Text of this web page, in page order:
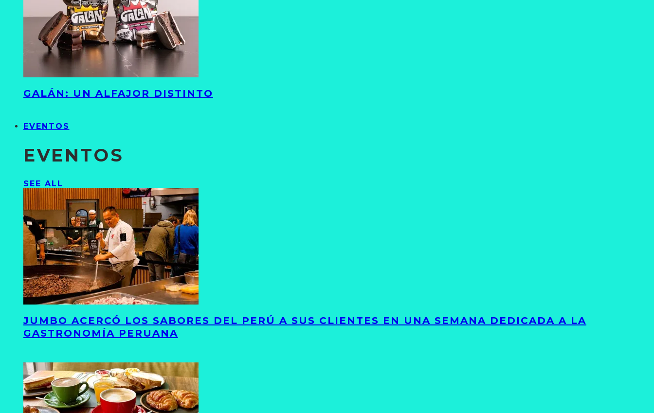
GALÁN: UN ALFAJOR DISTINTO
EVENTOS
EVENTOS
SEE ALL
JUMBO ACERCÓ LOS SABORES DEL PERÚ A SUS CLIENTES EN UNA SEMANA DEDICADA A LA
GASTRONOMÍA PERUANA